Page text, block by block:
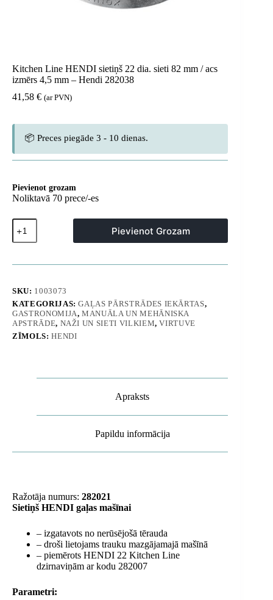
Kitchen Line HENDI sietiņš 22 dia. sieti 82 mm / acs
izmērs 4,5 mm – Hendi 282038
41,58 € (ar PVN)
📦 Preces piegāde 3 - 10 dienas.
Pievienot grozam
Noliktavā 70 prece/-es
Kitchen
Line
HENDI
22
82
mm
/
acs
izmērs
Pievienot Grozam
SKU: 1003073
KATEGORIJAS:GAĻAS PĀRSTRĀDES IEKĀRTAS,
GASTRONOMIJA,MANUĀLA UN MEHĀNISKA
APSTRĀDE, NAŽI UN SIETI VILKIEM,VIRTUVE
ZĪMOLS:HENDI
Apraksts
Papildu informācija
Ražotāja numurs: 282021
Sietiņš HENDI gaļas mašīnai
– izgatavots no nerūsējošā tērauda
– droši lietojams trauku mazgājamajā mašīnā
– piemērots HENDI 22 Kitchen Line
dzirnaviņām ar kodu 282007
Parametri: